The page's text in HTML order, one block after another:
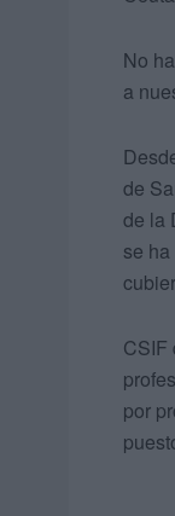
No
a
de
de la
se
CSIF
por